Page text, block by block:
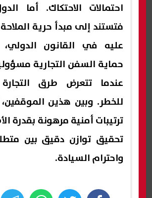
احتمالات الاحتكاك. أما
فتستند إلى مبدأ حرية
عليه في القانون
حماية السفن التجارية
عندما تتعرض طرق التجارة
للخطر. وبين هذين
ترتيبات أمنية مرهونة بقدرة
تحقيق توازن دقيق بين
واحترام السيادة.